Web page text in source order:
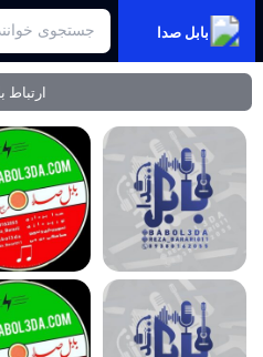
بابل صدا
ارتباط